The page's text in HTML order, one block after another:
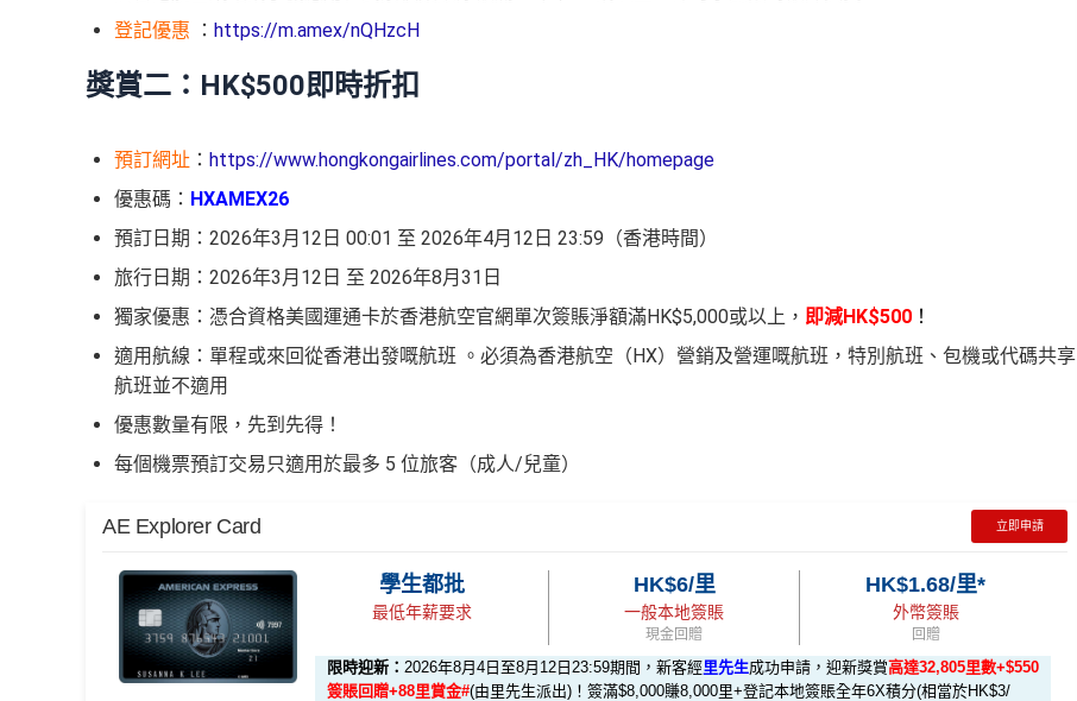
登記優惠 ： https://m.amex/nQHzcH
獎賞二：HK$500即時折扣
預訂網址 ： https://www.hongkongairlines.com/portal/zh_HK/homepage
優惠碼： HXAMEX26
預訂日期：2026年3月12日 00:01 至 2026年4月12日 23:59（香港時間）
旅行日期：2026年3月12日 至 2026年8月31日
獨家優惠：憑合資格美國運通卡於香港航空官網單次簽賬淨額滿HK$5,000或以上， 即減HK$500 ！
適用航線：單程或來回從香港出發嘅航班 。必須為香港航空（HX）營銷及營運嘅航班，特別航班、包機或代碼共享
航班並不適用
優惠數量有限，先到先得！
每個機票預訂交易只適用於最多 5 位旅客（成人/兒童）
AE Explorer Card 立即申請
學生都批
最低年薪要求
HK$6/里
一般本地簽賬
現金回贈
HK$1.68/里*
外幣簽賬
回贈
限時迎新： 2026年8月4日至8月12日23:59期間，新客經里先生成功申請，迎新獎賞高達32,805里數+$550
簽賬回贈+88里賞金#(由里先生派出)！簽滿$8,000賺8,000里+登記本地簽賬全年6X積分(相當於HK$3/